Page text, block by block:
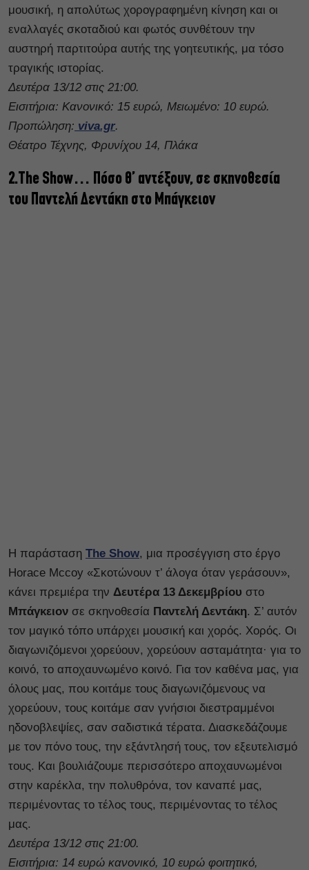
μουσική, η απολύτως χορογραφημένη κίνηση και οι
εναλλαγές σκοταδιού και φωτός συνθέτουν την
αυστηρή παρτιτούρα αυτής της γοητευτικής, μα τόσο
τραγικής ιστορίας.
Δευτέρα 13/12 στις 21:00.
Εισιτήρια: Κανονικό: 15 ευρώ, Μειωμένο: 10 ευρώ.
Προπώληση: viva.gr.
Θέατρο Τέχνης, Φρυνίχου 14, Πλάκα
2.The Show… Πόσο θ’ αντέξουν, σε σκηνοθεσία
του Παντελή Δεντάκη στο Μπάγκειον
Η παράσταση The Show, μια προσέγγιση στο έργο
Horace Mccoy «Σκοτώνουν τ’ άλογα όταν γεράσουν»,
κάνει πρεμιέρα την Δευτέρα 13 Δεκεμβρίου στο
Μπάγκειον σε σκηνοθεσία Παντελή Δεντάκη. Σ’ αυτόν
τον μαγικό τόπο υπάρχει μουσική και χορός. Χορός. Οι
διαγωνιζόμενοι χορεύουν, χορεύουν ασταμάτητα· για το
κοινό, το αποχαυνωμένο κοινό. Για τον καθένα μας, για
όλους μας, που κοιτάμε τους διαγωνιζόμενους να
χορεύουν, τους κοιτάμε σαν γνήσιοι διεστραμμένοι
ηδονοβλεψίες, σαν σαδιστικά τέρατα. Διασκεδάζουμε
με τον πόνο τους, την εξάντλησή τους, τον εξευτελισμό
τους. Και βουλιάζουμε περισσότερο αποχαυνωμένοι
στην καρέκλα, την πολυθρόνα, τον καναπέ μας,
περιμένοντας το τέλος τους, περιμένοντας το τέλος
μας.
Δευτέρα 13/12 στις 21:00.
Εισιτήρια: 14 ευρώ κανονικό, 10 ευρώ φοιτητικό,